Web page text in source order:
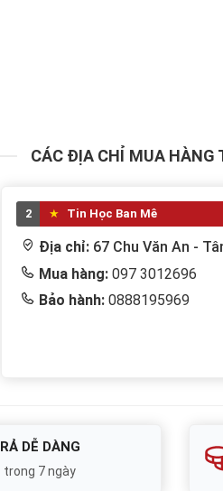
CÁC ĐỊA CHỈ MUA HÀNG
2 Tin Học Ban Mê
Địa chỉ: 67 Chu Văn An -
Mua hàng:097 3012696
Bảo hành:0888195969
DỄ DÀNG
trong 7 ngày